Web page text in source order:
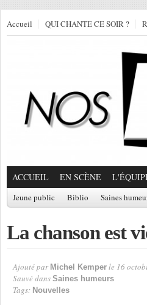
Accueil QUI CHANTE CE SOIR ?
ACCUEIL EN SCÈNE
Jeune public Biblio Saines
La chanson est
Ajouté par Michel Kemper le 16
Sauvé dans Saines humeurs
Tags: Nouvelles